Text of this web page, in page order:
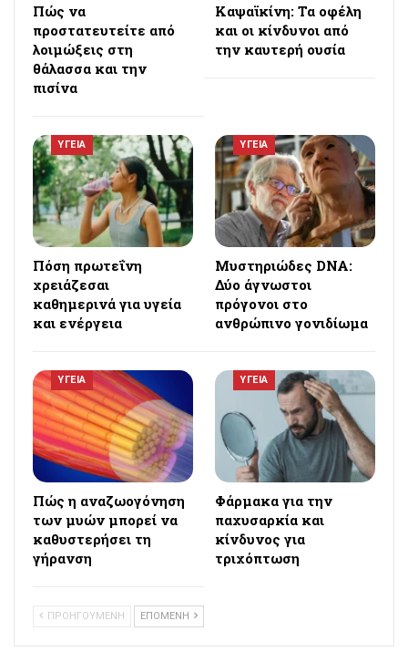
Πώς να
προστατευτείτε από
λοιμώξεις στη
θάλασσα και την
πισίνα
Καψαϊκίνη: Τα οφέλη
και οι κίνδυνοι από
την καυτερή ουσία
ΥΓΕΙΑ
Πόση πρωτεΐνη
χρειάζεσαι
καθημερινά για υγεία
και ενέργεια
ΥΓΕΙΑ
Μυστηριώδες DNA:
Δύο άγνωστοι
πρόγονοι στο
ανθρώπινο γονιδίωμα
ΥΓΕΙΑ
Πώς η αναζωογόνηση
των μυών μπορεί να
καθυστερήσει τη
γήρανση
ΥΓΕΙΑ
Φάρμακα για την
παχυσαρκία και
κίνδυνος για
τριχόπτωση
ΠΡΟΗΓΟΥΜΕΝΗ ΕΠΟΜΕΝΗ